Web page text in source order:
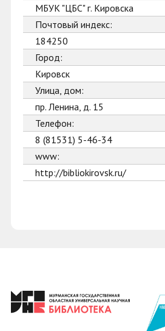
МБУК "ЦБС" г. Кировска
Почтовый индекс:
184250
Город:
Кировск
Улица, дом:
пр. Ленина, д. 15
Телефон:
8 (81531) 5-46-34
www:
http://bibliokirovsk.ru/